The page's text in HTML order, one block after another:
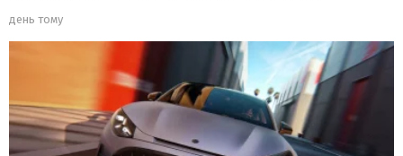
день тому